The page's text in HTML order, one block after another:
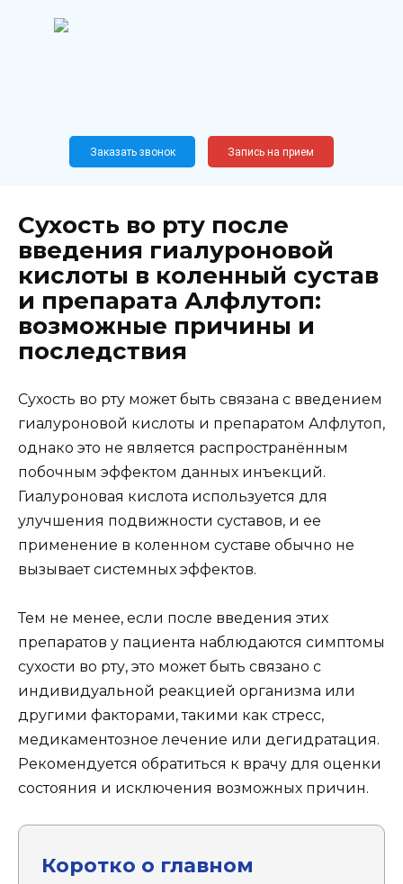
Новослободская, 62, к12
Заказать звонок Запись на прием
Сухость во рту после
введения гиалуроновой
кислоты в коленный сустав
и препарата Алфлутоп:
возможные причины и
последствия
Сухость во рту может быть связана с введением
гиалуроновой кислоты и препаратом Алфлутоп,
однако это не является распространённым
побочным эффектом данных инъекций.
Гиалуроновая кислота используется для
улучшения подвижности суставов, и ее
применение в коленном суставе обычно не
вызывает системных эффектов.
Тем не менее, если после введения этих
препаратов у пациента наблюдаются симптомы
сухости во рту, это может быть связано с
индивидуальной реакцией организма или
другими факторами, такими как стресс,
медикаментозное лечение или дегидратация.
Рекомендуется обратиться к врачу для оценки
состояния и исключения возможных причин.
Коротко о главном